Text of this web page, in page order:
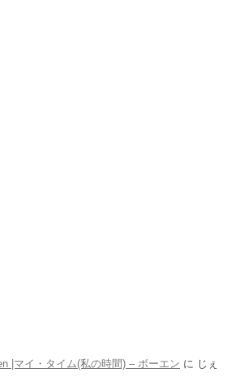
|マイ・タイム(私の時間) – ボーエン に じぇ